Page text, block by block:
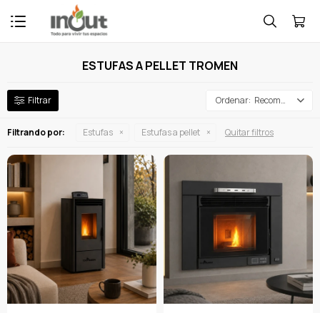

ESTUFAS A PELLET TROMEN
Recomendados
Filtrando por: Estufas Estufas a pellet Quitar filtros